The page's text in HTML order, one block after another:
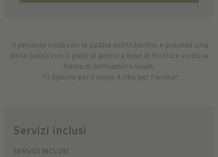
Il percorso inizia con la pulizia dell’intestino e prevede una
dieta basica con 3 pasti al giorno a base di frutta e verdura
fresca di coltivazione locale.
"Il digiuno per il corpo è cibo per l’anima"
Servizi inclusi
SERVIZI INCLUSI